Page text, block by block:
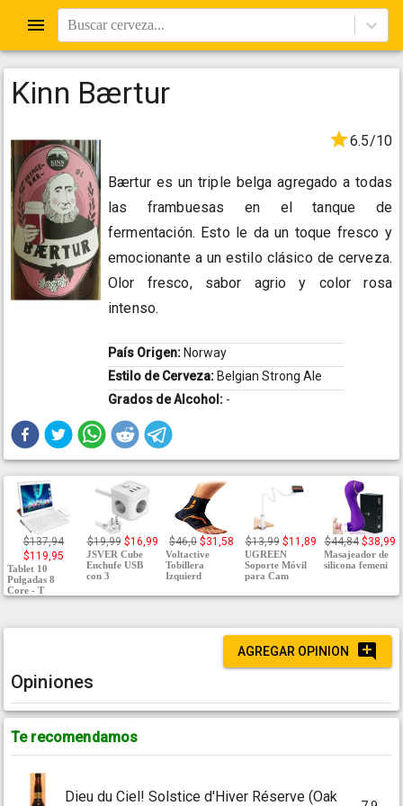
Buscar cerveza...
Kinn Bærtur
6.5/10
Bærtur es un triple belga agregado a todas
las frambuesas en el tanque de
fermentación. Esto le da un toque fresco y
emocionante a un estilo clásico de cerveza.
Olor fresco, sabor agrio y color rosa
intenso.
País Origen: Norway
Estilo de Cerveza: Belgian Strong Ale
Grados de Alcohol: -
$137,94
$119,95
Tablet 10
Pulgadas 8
Core - T
$19,99 $16,99
JSVER Cube
Enchufe USB
con 3
$46,0 $31,58
Voltactive
Tobillera
Izquierd
$13,99 $11,89
UGREEN
Soporte Móvil
para Cam
$44,84 $38,99
Masajeador de
silicona femeni
AGREGAR OPINION
Opiniones
Te recomendamos
Dieu du Ciel! Solstice d'Hiver Réserve (Oak